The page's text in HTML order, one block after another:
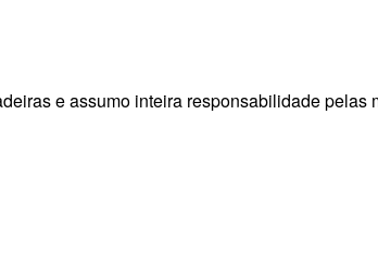
e assumo inteira responsabilidade pelas